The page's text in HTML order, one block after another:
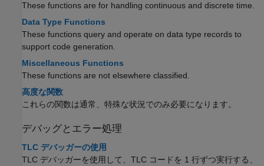
These functions are for handling continuous and discrete time.
Data Type Functions
These functions query and operate on data type records to
support code generation.
Miscellaneous Functions
These functions are not elsewhere classified.
高度な関数
これらの関数は通常、特殊な状況でのみ必要になります。
デバッグとエラー処理
TLC デバッガーの使用
TLC デバッガーを使用して、TLC コードを 1 行ずつ実行する、